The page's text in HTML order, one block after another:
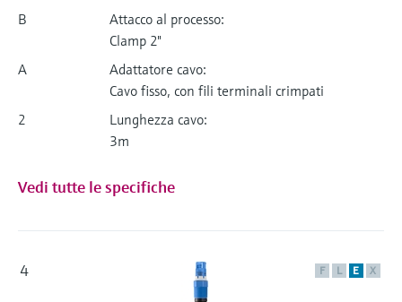
Attacco al processo:
B
Clamp 2"
Adattatore cavo:
A
Cavo fisso, con fili terminali crimpati
Lunghezza cavo:
2
3m
Vedi tutte le specifiche
4 F L E X